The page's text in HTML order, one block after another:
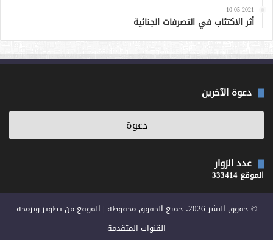
10-05-2021
أثر الاكتئاب في التصرفات الجنائية
دعوة الآخرين
عدد الزوار
الموقع 333414
© حقوق النشر 2026، جميع الحقوق محفوظة | الموقع من تطوير وبرمجة
القنوات المتقدمة